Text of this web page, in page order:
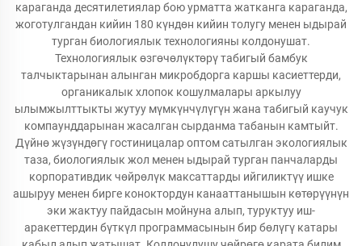
караганда десятилетиялар бою урматта жатканга караганда,
жоготулгандан кийин 180 күндөн кийин толугу менен ыдырай
турган биологиялык технологияны колдонушат.
Технологиялык өзгөчөлүктөрү табигый бамбук
талчыктарынан алынган микробдорга каршы касиеттерди,
органикалык хлопок кошулмалары аркылуу
ылымжылттыкты жутуу мүмкүнчүлүгүн жана табигый каучук
компаунддарынан жасалган сырданма табанын камтыйт.
Дүйнө жүзүндөгү гостиницалар оптом сатылган экологиялык
таза, биологиялык жол менен ыдырай турган панчаларды
корпоративдик чөйрөлүк максаттарды ийгиликтүү ишке
ашыруу менен бирге коноктордун канааттанышын көтөрүүнүн
эки жактуу пайдасын мойнуна алып, туруктуу иш-
аракеттердин бүткүл программасынын бир бөлүгү катары